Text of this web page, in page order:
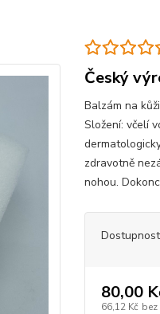
Český
Balzám na
Složení: včelí
zdravotně
nohou.
Dostupnost
80,00
66,12 Kč bez